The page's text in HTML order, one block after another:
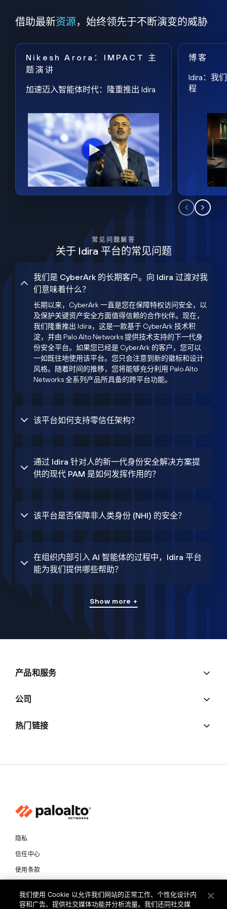
借助最新资源，始终领先于不断演变的威胁
Nikesh Arora：IMPACT 主
题演讲
加速迈入智能体时代：隆重推出 Idira
博客
Idira：我
程
常见问题解答
关于 Idira 平台的常见问题
我们是 CyberArk 的长期客户。向 Idira 过渡对我
们意味着什么？
长期以来，CyberArk 一直是您在保障特权访问安全，以
及保护关键资产安全方面值得信赖的合作伙伴。现在，
我们隆重推出 Idira，这是一款基于 CyberArk 技术积
淀，并由 Palo Alto Networks 提供技术支持的下一代身
份安全平台。如果您已经是 CyberArk 的客户，您可以
一如既往地使用该平台。您只会注意到新的徽标和设计
风格。随着时间的推移，您将能够充分利用 Palo Alto
Networks 全系列产品所具备的跨平台功能。
该平台如何支持零信任架构？
通过 Idira 针对人的新一代身份安全解决方案提
供的现代 PAM 是如何发挥作用的？
该平台是否保障非人类身份 (NHI) 的安全？
在组织内部引入 AI 智能体的过程中，Idira 平台
能为我们提供哪些帮助？
Show more +
产品和服务
公司
热门链接
隐私
信任中心
使用条款
我们使用 Cookie 以允许我们网站的正常工作、个性化设计内
容和广告、提供社交媒体功能并分析流量。我们还同社交媒